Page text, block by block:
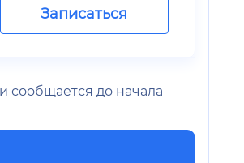
Записаться
сообщается до начала